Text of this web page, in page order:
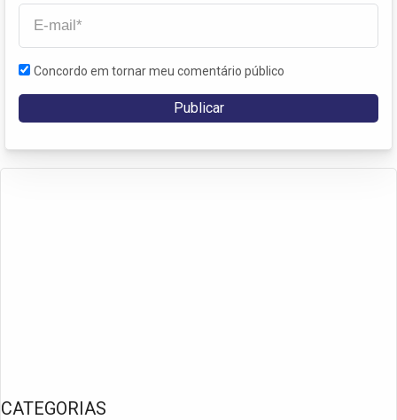
Concordo em tornar meu comentário público
CATEGORIAS